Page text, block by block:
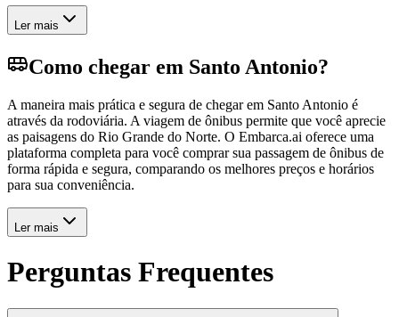
Ler mais
Como chegar em Santo Antonio?
A maneira mais prática e segura de chegar em Santo Antonio é
através da rodoviária. A viagem de ônibus permite que você aprecie
as paisagens do Rio Grande do Norte. O Embarca.ai oferece uma
plataforma completa para você comprar sua passagem de ônibus de
forma rápida e segura, comparando os melhores preços e horários
para sua conveniência.
Ler mais
Perguntas Frequentes